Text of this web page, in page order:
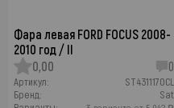
Фара левая FORD FOCUS 2008-
2010 год / II
0,00
0
Артикул:
ST4311170CL
Бренд:
Sat